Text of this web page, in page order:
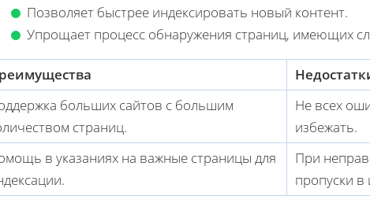
Позволяет быстрее индексировать новый контент.
Упрощает процесс обнаружения страниц, имеющих
больших сайтов с большим
страниц.
Не всех
избежать.
в указаниях на важные страницы для
При
пропуски в